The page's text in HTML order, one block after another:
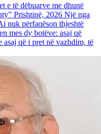
e të dëbuarve me dhunë
Prishtinë, 2026 Një nga
nuk përfaqëson thjeshtë
mes dy botëve: asaj që
asaj që i pret në vazhdim, të